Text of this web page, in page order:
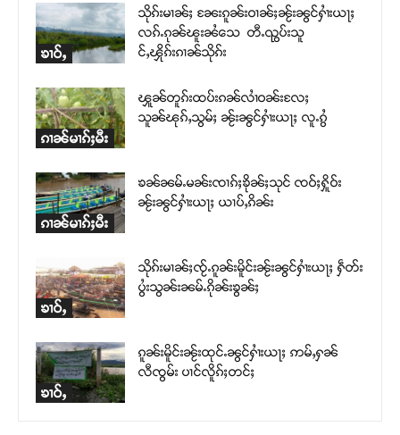
ၶၢဝ်ႇ
သိုၵ်းမၢၼ်ႈ ၼႄးၵူၼ်းဝၢၼ်ႈၼႂ်းၼွင်ႁၢႆးယႃႈ
လၵ်ႉၵုၼ်ၽူးၼႆသေ တီႉၺွပ်းသူ
င်ႇၾိုၵ်းၵၢၼ်သိုၵ်း
ၵၢၼ်မၢၵ်ႈမီး
ၾူၼ်တူၵ်းထပ်းၵၼ်လၢႆဝၼ်းလႄႈ
သူၼ်ၽုၵ်ႇသွမ်ႈ ၼႂ်းၼွင်ႁၢႆးယႃႈ လူႉၵွႆ
ၵၢၼ်မၢၵ်ႈမီး
ၶၼ်ၼမ်ႉမၼ်းၸၢၵ်ႈၶိုၼ်ႈသုင် ၸဝ်ႈႁိူဝ်း
ၼႂ်းၼွင်ႁၢႆးယႃႈ ယၢပ်ႇၵိၼ်း
ၶၢဝ်ႇ
သိုၵ်းမၢၼ်ႈၸႂ်ႉၵူၼ်းမိူင်းၼႂ်းၼွင်ႁၢႆးယႃႈ ႁဵတ်း
ပွႆးသွၼ်းၼမ်ႉၵိုၼ်းၶွၼ်ႈ
ၶၢဝ်ႇ
ၵူၼ်းမိူင်းၼႂ်းထုင်ႉၼွင်ႁၢႆးယႃႈ ဢမ်ႇႁၼ်
လီၸွမ်း ပၢင်လိူၵ်ႈတင်ႈ